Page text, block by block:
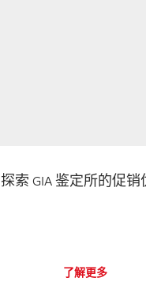
探索 GIA 鉴定所的促销
了解更多